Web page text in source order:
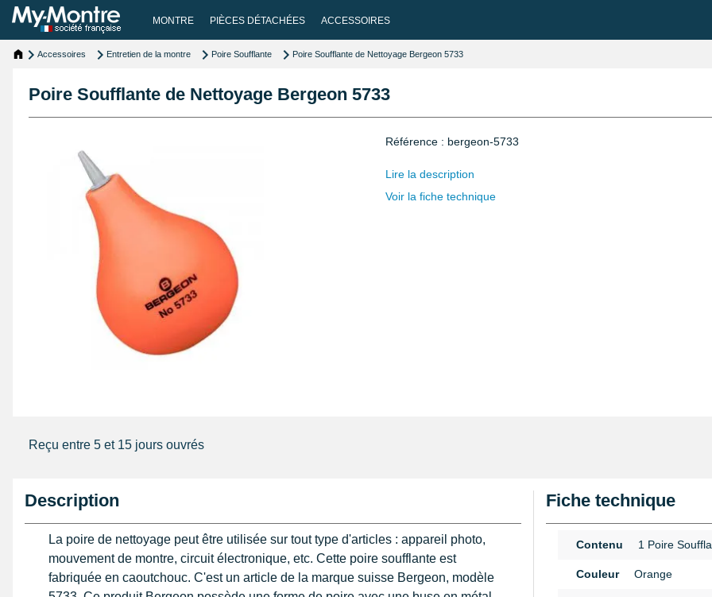
MONTRE PIÈCES DÉTACHÉES ACCESSOIRES
Accessoires Entretien de la montre Poire Soufflante Poire Soufflante de Nettoyage Bergeon 5733
Poire Soufflante de Nettoyage Bergeon 5733
Référence : bergeon-5733
Lire la description
Voir la fiche technique
Reçu entre 5 et 15 jours ouvrés
Description
La poire de nettoyage peut être utilisée sur tout type d'articles : appareil photo,
mouvement de montre, circuit électronique, etc. Cette poire soufflante est
fabriquée en caoutchouc. C'est un article de la marque suisse Bergeon, modèle
Fiche technique
Contenu 1 Poire
Couleur Orange